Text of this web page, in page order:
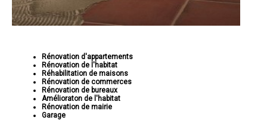
Rénovation d'appartements
Rénovation de l'habitat
Réhabilitation de maisons
Rénovation de commerces
Rénovation de bureaux
Amélioraton de l'habitat
Rénovation de mairie
Garage